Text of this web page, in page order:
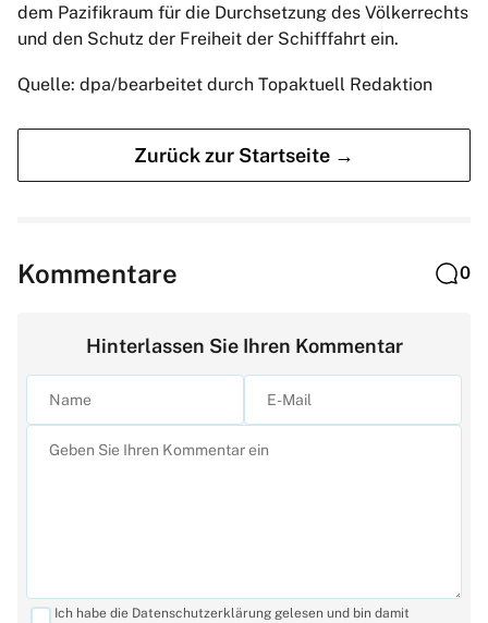
dem Pazifikraum für die Durchsetzung des Völkerrechts
und den Schutz der Freiheit der Schifffahrt ein.
Quelle: dpa/bearbeitet durch Topaktuell Redaktion
Zurück zur Startseite →
Kommentare 0
Hinterlassen Sie Ihren Kommentar
Ich habe die Datenschutzerklärung gelesen und bin damit